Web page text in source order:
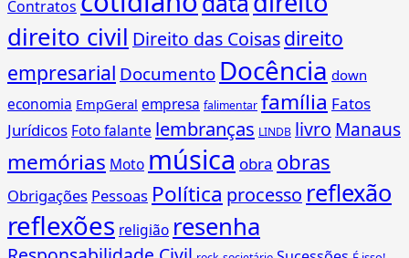
Contratos
direito civil Direito das Coisasdireito
empresarial Documento Docência down
economia EmpGeral empresa falimentar família Fatos
Jurídicos Foto falante lembranças LINDB livro Manaus
memórias Moto música obra obras
Obrigações Pessoas Política processo reflexão
reflexões religião resenha